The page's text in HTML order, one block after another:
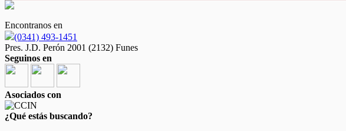
Encontranos en
(0341) 493-1451
Pres. J.D. Perón 2001 (2132) Funes
Seguinos en
Asociados con
¿Qué estás buscando?